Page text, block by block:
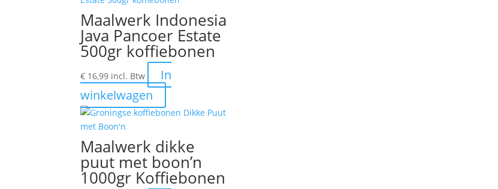
meerdere
variaties.
Deze
optie
kan
gekozen
worden
de
Maalwerk Indonesia
Java Pancoer Estate
500gr koffiebonen
€ 16,99 incl. Btw
In
winkelwagen
Maalwerk dikke
puut met boon’n
1000gr Koffiebonen